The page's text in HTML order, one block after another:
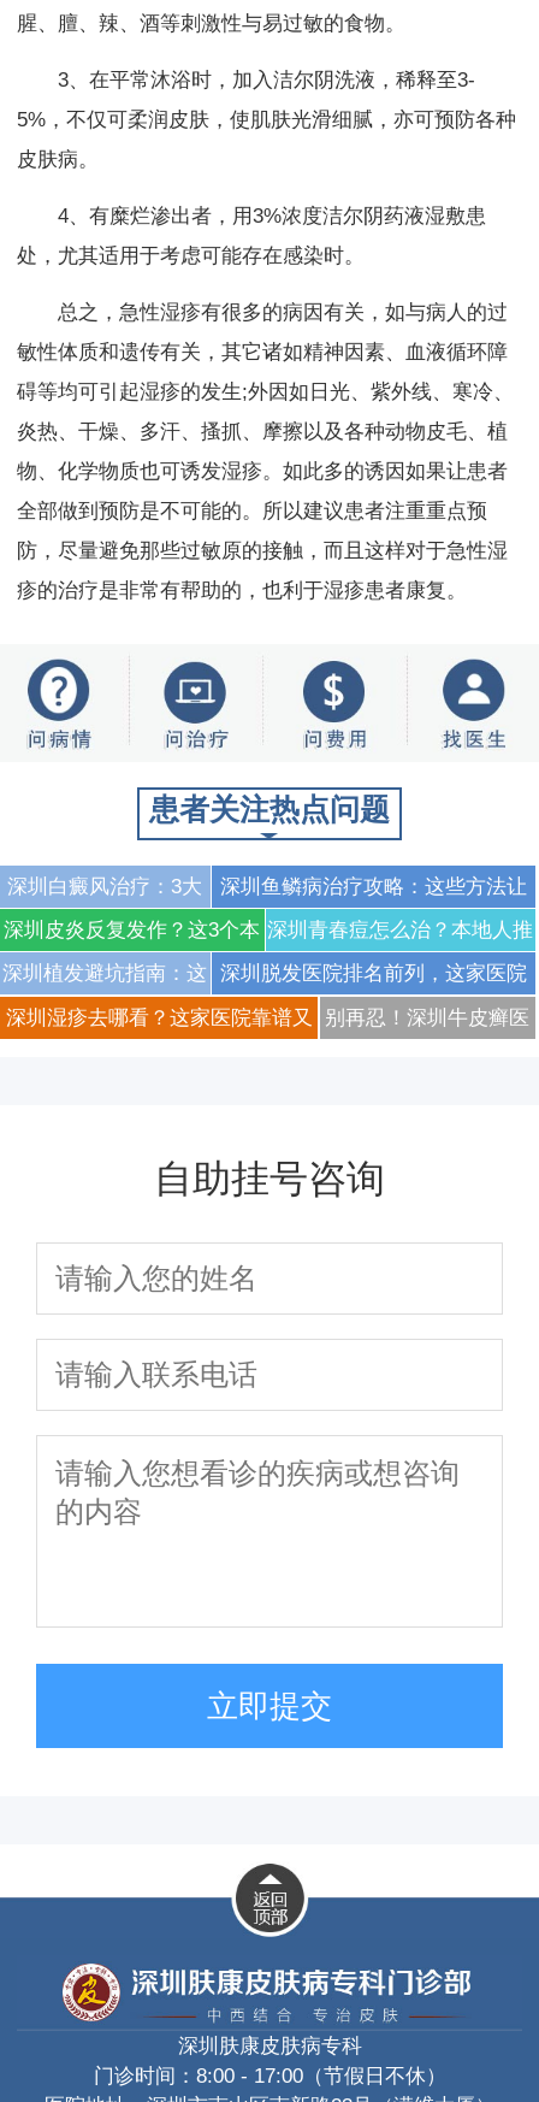
腥、膻、辣、酒等刺激性与易过敏的食物。
3、在平常沐浴时，加入洁尔阴洗液，稀释至3-
5%，不仅可柔润皮肤，使肌肤光滑细腻，亦可预防各种
皮肤病。
4、有糜烂渗出者，用3%浓度洁尔阴药液湿敷患
处，尤其适用于考虑可能存在感染时。
总之，急性湿疹有很多的病因有关，如与病人的过
敏性体质和遗传有关，其它诸如精神因素、血液循环障
碍等均可引起湿疹的发生;外因如日光、紫外线、寒冷、
炎热、干燥、多汗、搔抓、摩擦以及各种动物皮毛、植
物、化学物质也可诱发湿疹。如此多的诱因如果让患者
全部做到预防是不可能的。所以建议患者注重重点预
防，尽量避免那些过敏原的接触，而且这样对于急性湿
疹的治疗是非常有帮助的，也利于湿疹患者康复。
患者关注热点问题
深圳白癜风治疗：3大
权威医院真实康复案例
对比，效果惊人！
深圳鱼鳞病治疗攻略：这些方法让
你告别皮肤干燥脱屑
深圳皮炎反复发作？这3个本
地专家秘方亲测有效！
深圳青春痘怎么治？本地人推
荐的高效祛痘方法
深圳植发避坑指南：这
3家机构效果真实可
深圳脱发医院排名前列，这家医院
治脱发效果惊人！
深圳湿疹去哪看？这家医院靠谱又
别再忍！深圳牛皮癣医
自助挂号咨询
立即提交
深圳肤康皮肤病专科
门诊时间：8:00 - 17:00（节假日不休）